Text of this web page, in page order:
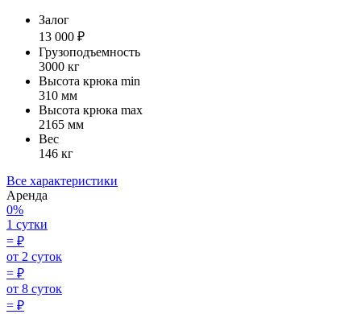
Залог
13 000 ₽
Грузоподъемность
3000 кг
Высота крюка min
310 мм
Высота крюка max
2165 мм
Вес
146 кг
Все характеристики
Аренда
0%
1 сутки
= ₽
от 2 суток
= ₽
от 8 суток
= ₽